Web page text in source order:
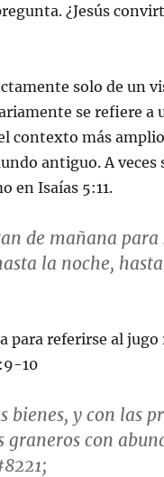
¿Jesús
solo de un
se refiere a
contexto más
antiguo. A veces
en Isaías 5:11.
de mañana
la noche,
para referirse al
10
bienes, y con las
graneros con